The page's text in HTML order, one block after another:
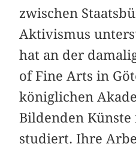
zwischen
Aktivismus
hat an der
of Fine Arts in
königlichen
Bildenden
studiert. Ihre